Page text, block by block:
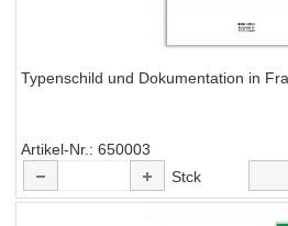
Typenschild und Dokumentation in
Artikel-Nr.
650003
Stck